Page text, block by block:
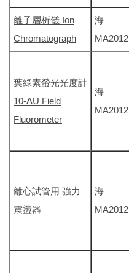
離子層析儀 Ion
Chromatograph
海
MA2012
葉綠素螢光光度計
10-AU Field
Fluorometer
海
MA2012
離心試管用 強力
震盪器
海
MA2012